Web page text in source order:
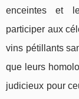
enceintes et
participer aux
vins pétillants
que leurs
judicieux pour